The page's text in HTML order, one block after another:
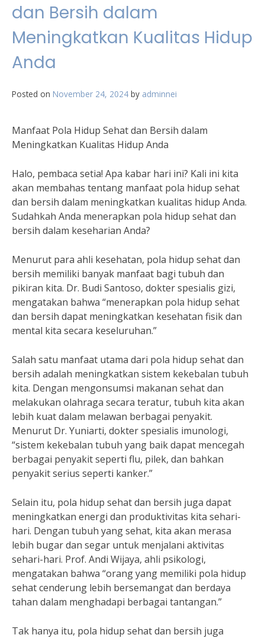
dan Bersih dalam
Meningkatkan Kualitas Hidup
Anda
Posted on November 24, 2024 by adminnei
Manfaat Pola Hidup Sehat dan Bersih dalam
Meningkatkan Kualitas Hidup Anda
Halo, pembaca setia! Apa kabar hari ini? Kali ini kita
akan membahas tentang manfaat pola hidup sehat
dan bersih dalam meningkatkan kualitas hidup Anda.
Sudahkah Anda menerapkan pola hidup sehat dan
bersih dalam keseharian Anda?
Menurut para ahli kesehatan, pola hidup sehat dan
bersih memiliki banyak manfaat bagi tubuh dan
pikiran kita. Dr. Budi Santoso, dokter spesialis gizi,
mengatakan bahwa “menerapkan pola hidup sehat
dan bersih dapat meningkatkan kesehatan fisik dan
mental kita secara keseluruhan.”
Salah satu manfaat utama dari pola hidup sehat dan
bersih adalah meningkatkan sistem kekebalan tubuh
kita. Dengan mengonsumsi makanan sehat dan
melakukan olahraga secara teratur, tubuh kita akan
lebih kuat dalam melawan berbagai penyakit.
Menurut Dr. Yuniarti, dokter spesialis imunologi,
“sistem kekebalan tubuh yang baik dapat mencegah
berbagai penyakit seperti flu, pilek, dan bahkan
penyakit serius seperti kanker.”
Selain itu, pola hidup sehat dan bersih juga dapat
meningkatkan energi dan produktivitas kita sehari-
hari. Dengan tubuh yang sehat, kita akan merasa
lebih bugar dan segar untuk menjalani aktivitas
sehari-hari. Prof. Andi Wijaya, ahli psikologi,
mengatakan bahwa “orang yang memiliki pola hidup
sehat cenderung lebih bersemangat dan berdaya
tahan dalam menghadapi berbagai tantangan.”
Tak hanya itu, pola hidup sehat dan bersih juga